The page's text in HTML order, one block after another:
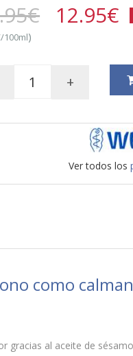
12.95€
100ml)
+
Ver todos los
como
gracias al aceite de